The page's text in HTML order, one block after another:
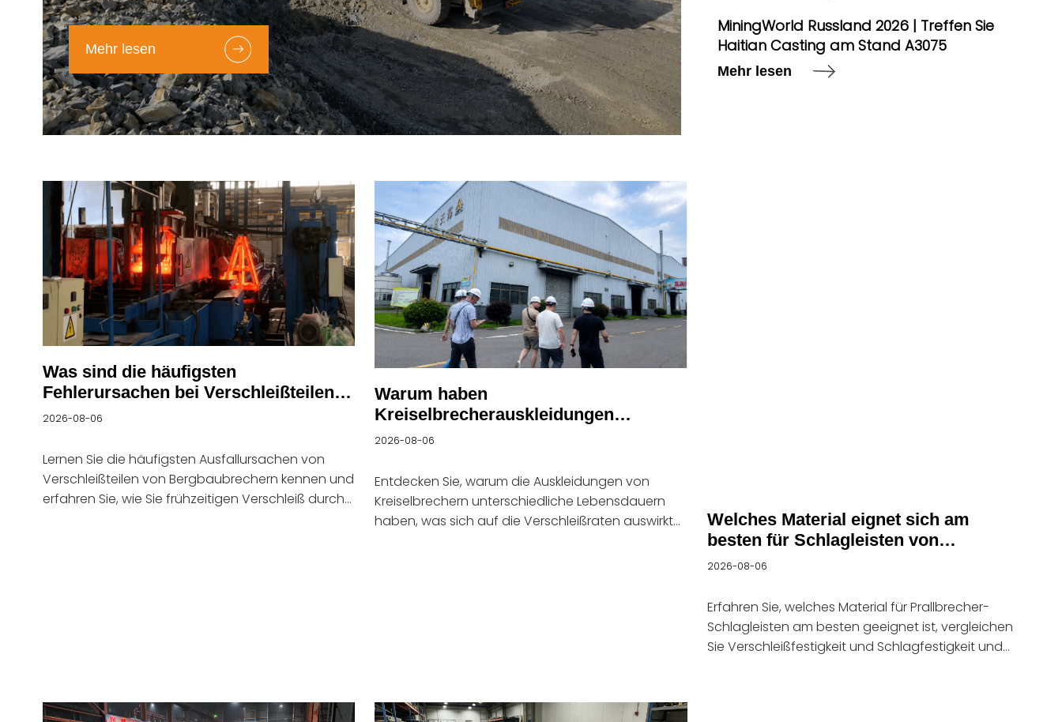
Mehr lesen
MiningWorld Russland 2026 | Treffen Sie
Haitian Casting am Stand A3075
Mehr lesen
Was sind die häufigsten
Fehlerursachen bei Verschleißteilen
von Brechern im Bergbau?
2026-08-06
Lernen Sie die häufigsten Ausfallursachen von
Verschleißteilen von Bergbaubrechern kennen und
erfahren Sie, wie Sie frühzeitigen Verschleiß durch
Warum haben
Kreiselbrecherauskleidungen
unterschiedliche Lebensdauern?
2026-08-06
Entdecken Sie, warum die Auskleidungen von
Kreiselbrechern unterschiedliche Lebensdauern
haben, was sich auf die Verschleißraten auswirkt
Welches Material eignet sich am
besten für Schlagleisten von
Prallbrechern?
2026-08-06
Erfahren Sie, welches Material für Prallbrecher-
Schlagleisten am besten geeignet ist, vergleichen
Sie Verschleißfestigkeit und Schlagfestigkeit und